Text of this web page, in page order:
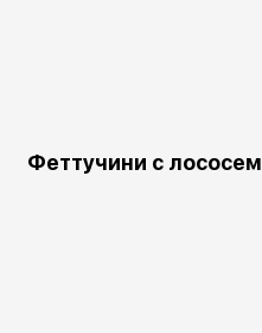
Феттучини с лососем